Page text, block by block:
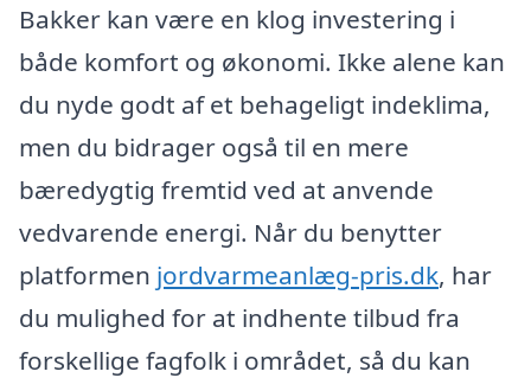
Bakker kan være en klog investering i
både komfort og økonomi. Ikke alene kan
du nyde godt af et behageligt indeklima,
men du bidrager også til en mere
bæredygtig fremtid ved at anvende
vedvarende energi. Når du benytter
platformen jordvarmeanlæg-pris.dk, har
du mulighed for at indhente tilbud fra
forskellige fagfolk i området, så du kan